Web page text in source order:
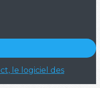
le logiciel des